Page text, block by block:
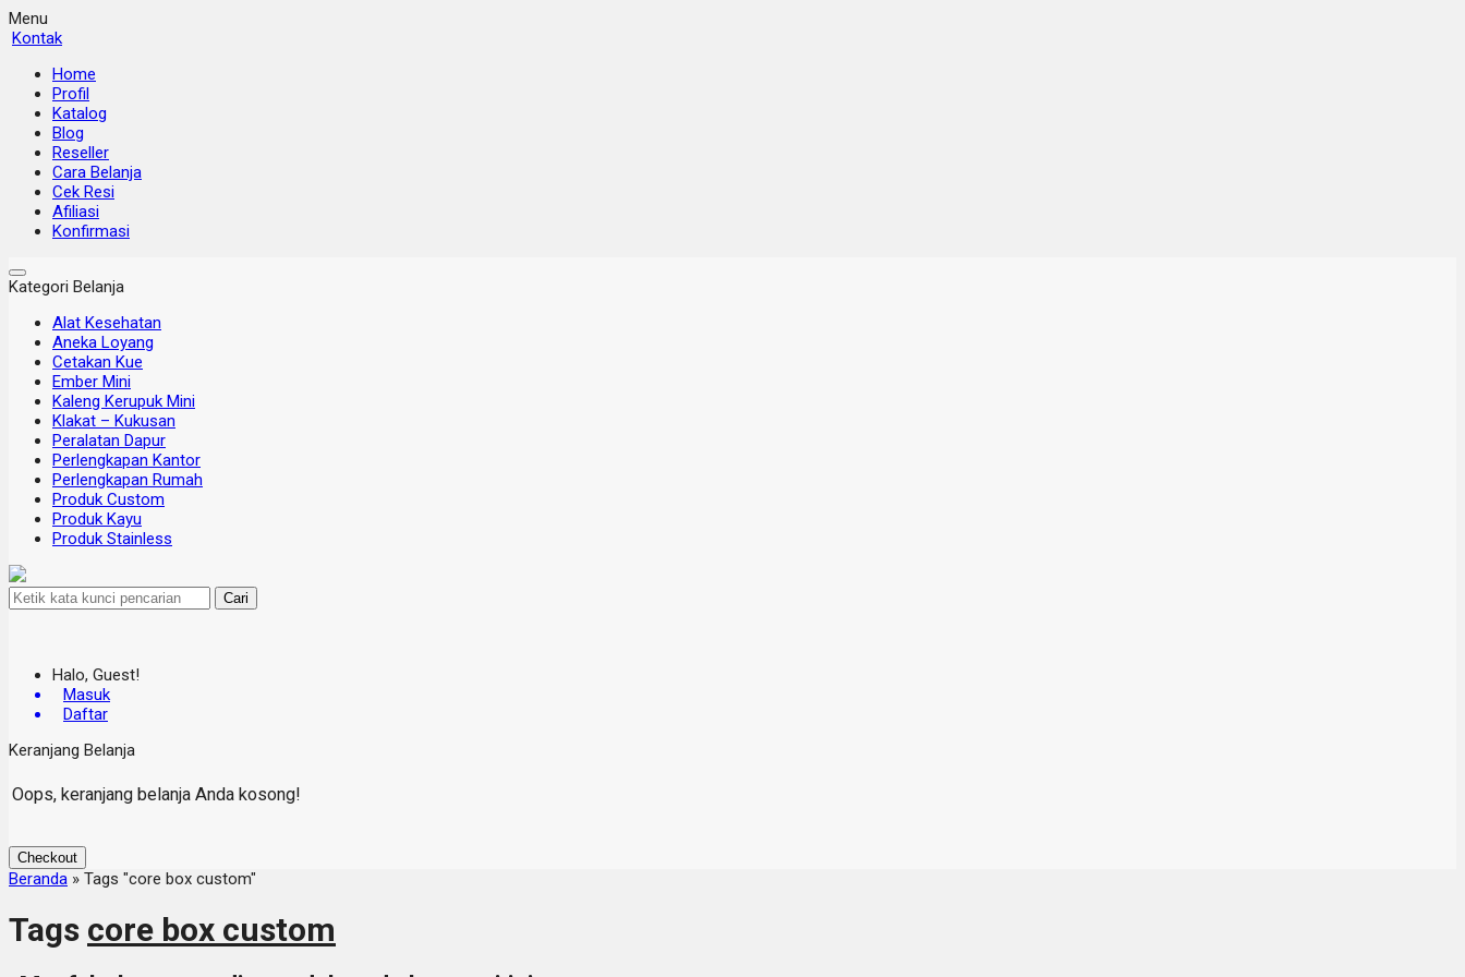
Menu
Kontak
Home
Profil
Katalog
Blog
Reseller
Cara Belanja
Cek Resi
Afiliasi
Konfirmasi
Kategori Belanja
Alat Kesehatan
Aneka Loyang
Cetakan Kue
Ember Mini
Kaleng Kerupuk Mini
Klakat – Kukusan
Peralatan Dapur
Perlengkapan Kantor
Perlengkapan Rumah
Produk Custom
Produk Kayu
Produk Stainless
Cari
Halo, Guest!
Masuk
Daftar
Keranjang Belanja
Oops, keranjang belanja Anda kosong!
Checkout
Beranda » Tags "core box custom"
Tags core box custom